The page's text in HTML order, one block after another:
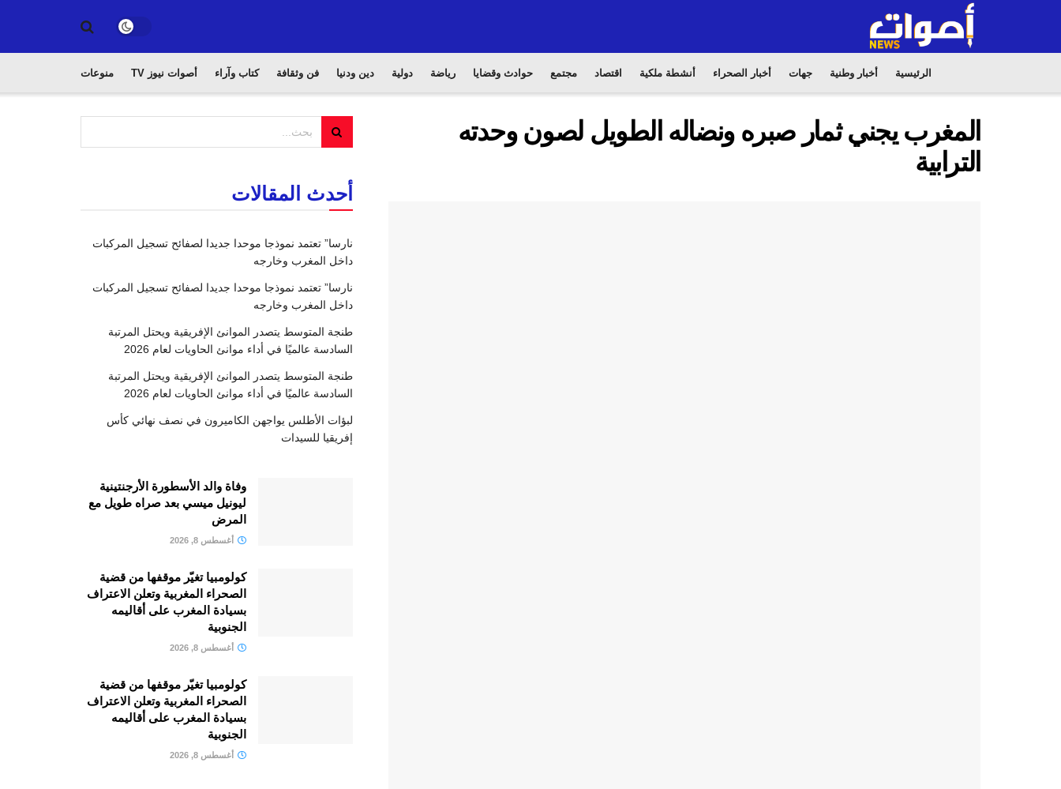
الرئيسية أخبار وطنية جهات أخبار الصحراء أنشطة ملكية اقتصاد مجتمع حوادث وقضايا رياضة دولية دين ودنيا فن وثقافة كتاب وآراء أصوات نيوز TV منوعات
المغرب يجني ثمار صبره ونضاله الطويل لصون وحدته
الترابية
أحدث المقالات
نارسا” تعتمد نموذجا موحدا جديدا لصفائح تسجيل المركبات
داخل المغرب وخارجه
نارسا” تعتمد نموذجا موحدا جديدا لصفائح تسجيل المركبات
داخل المغرب وخارجه
طنجة المتوسط يتصدر الموانئ الإفريقية ويحتل المرتبة
السادسة عالميًا في أداء موانئ الحاويات لعام 2026
طنجة المتوسط يتصدر الموانئ الإفريقية ويحتل المرتبة
السادسة عالميًا في أداء موانئ الحاويات لعام 2026
لبؤات الأطلس يواجهن الكاميرون في نصف نهائي كأس
إفريقيا للسيدات
وفاة والد الأسطورة الأرجنتينية
ليونيل ميسي بعد صراه طويل مع
المرض
أغسطس 8, 2026
كولومبيا تغيّر موقفها من قضية
الصحراء المغربية وتعلن الاعتراف
بسيادة المغرب على أقاليمه
الجنوبية
أغسطس 8, 2026
كولومبيا تغيّر موقفها من قضية
الصحراء المغربية وتعلن الاعتراف
بسيادة المغرب على أقاليمه
الجنوبية
أغسطس 8, 2026